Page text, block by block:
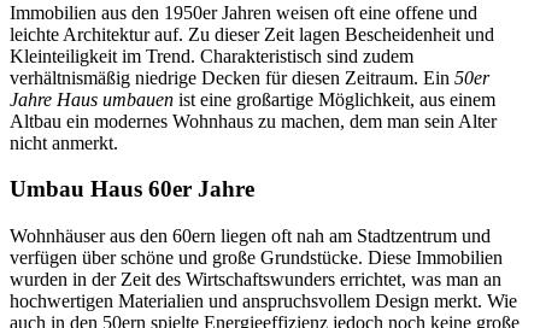
Immobilien aus den 1950er Jahren weisen oft eine offene und
leichte Architektur auf. Zu dieser Zeit lagen Bescheidenheit und
Kleinteiligkeit im Trend. Charakteristisch sind zudem
verhältnismäßig niedrige Decken für diesen Zeitraum. Ein 50er
Jahre Haus umbauen ist eine großartige Möglichkeit, aus einem
Altbau ein modernes Wohnhaus zu machen, dem man sein Alter
nicht anmerkt.
Umbau Haus 60er Jahre
Wohnhäuser aus den 60ern liegen oft nah am Stadtzentrum und
verfügen über schöne und große Grundstücke. Diese Immobilien
wurden in der Zeit des Wirtschaftswunders errichtet, was man an
hochwertigen Materialien und anspruchsvollem Design merkt. Wie
auch in den 50ern spielte Energieeffizienz jedoch noch keine große